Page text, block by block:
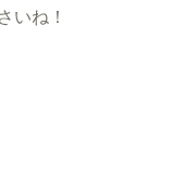
いね！